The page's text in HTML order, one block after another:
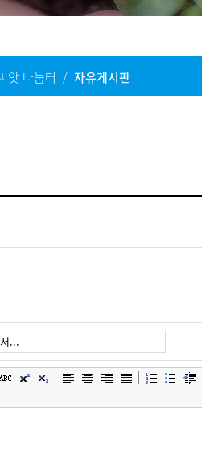
앗 나눔터 / 자유게시판